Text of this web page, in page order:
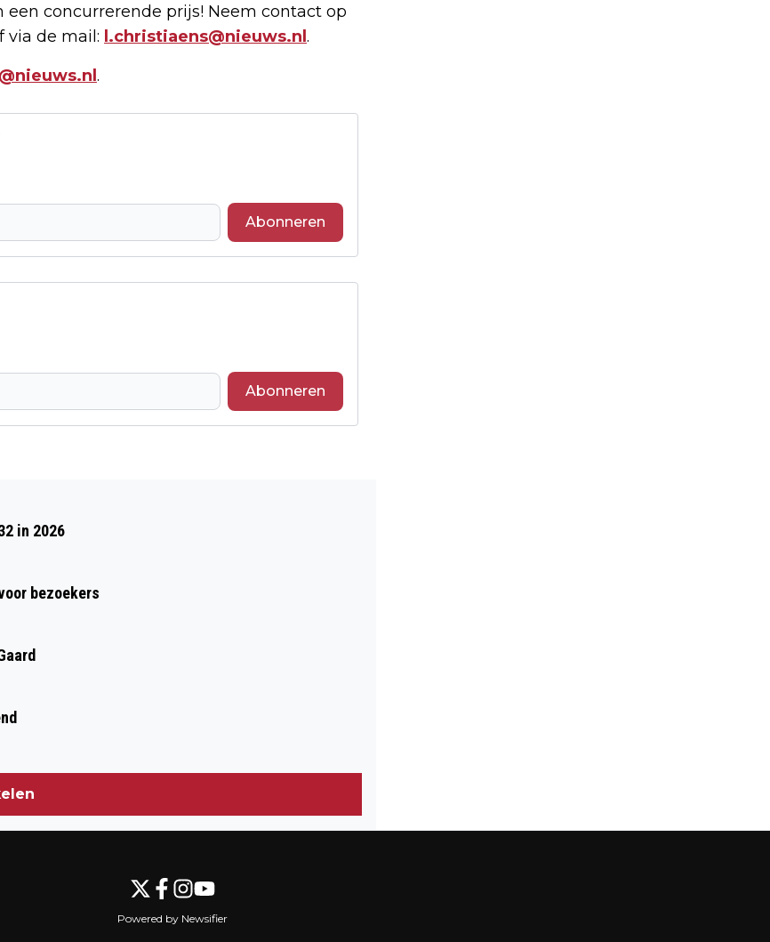
concurrerende prijs! Neem contact op
via de mail: l.christiaens@nieuws.nl.
.
Abonneren
Abonneren
AMBACHTELIJKE VLOER
in 2026
bezoekers
Powered by Newsifier